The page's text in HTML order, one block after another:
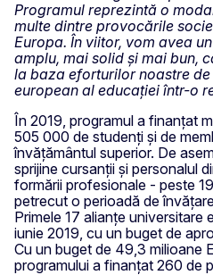
Programul reprezintă o
multe dintre provocările
Europa. În viitor, vom avea
amplu, mai solid și mai bun,
la baza eforturilor noastre
european al educației într-o
În 2019, programul a finanțat
505 000 de studenți și de
învățământul superior. De
sprijine cursanții și personalul
formării profesionale - peste
petrecut o perioadă de
Primele 17 alianțe universitare
iunie 2019, cu un buget de
Cu un buget de 49,3 milioane
programului a finanțat 260 de